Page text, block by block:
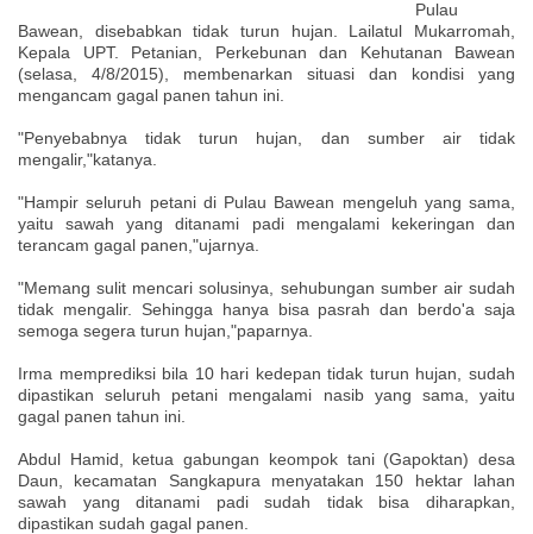
Pulau
Bawean, disebabkan tidak turun hujan. Lailatul Mukarromah,
Kepala UPT. Petanian, Perkebunan dan Kehutanan Bawean
(selasa, 4/8/2015), membenarkan situasi dan kondisi yang
mengancam gagal panen tahun ini.
"Penyebabnya tidak turun hujan, dan sumber air tidak
mengalir,"katanya.
"Hampir seluruh petani di Pulau Bawean mengeluh yang sama,
yaitu sawah yang ditanami padi mengalami kekeringan dan
terancam gagal panen,"ujarnya.
"Memang sulit mencari solusinya, sehubungan sumber air sudah
tidak mengalir. Sehingga hanya bisa pasrah dan berdo'a saja
semoga segera turun hujan,"paparnya.
Irma memprediksi bila 10 hari kedepan tidak turun hujan, sudah
dipastikan seluruh petani mengalami nasib yang sama, yaitu
gagal panen tahun ini.
Abdul Hamid, ketua gabungan keompok tani (Gapoktan) desa
Daun, kecamatan Sangkapura menyatakan 150 hektar lahan
sawah yang ditanami padi sudah tidak bisa diharapkan,
dipastikan sudah gagal panen.